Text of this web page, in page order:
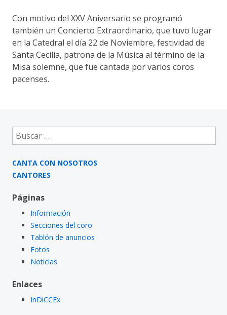
Con motivo del XXV Aniversario se programó
también un Concierto Extraordinario, que tuvo lugar
en la Catedral el día 22 de Noviembre, festividad de
Santa Cecilia, patrona de la Música al término de la
Misa solemne, que fue cantada por varios coros
pacenses.
Buscar:
CANTA CON NOSOTROS
CANTORES
Páginas
Información
Secciones del coro
Tablón de anuncios
Fotos
Noticias
Enlaces
InDiCCEx